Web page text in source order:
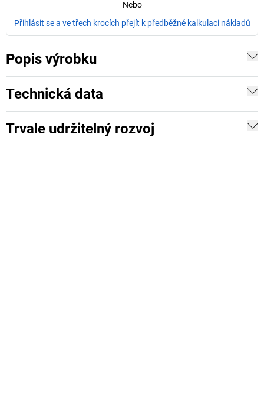
Nebo
Přihlásit se a ve třech krocích přejít k předběžné kalkulaci nákladů
Popis výrobku
Technická data
Trvale udržitelný rozvoj